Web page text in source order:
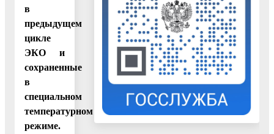
в
предыдущем
цикле
ЭКО и
сохраненные
в
специальном
температурном
режиме.